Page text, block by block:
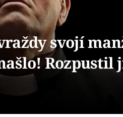
svojí
Rozpustil